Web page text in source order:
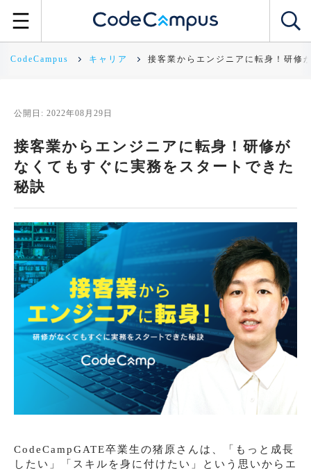
CodeCampus キャリア 接客業からエンジニアに転身！研修
公開日: 2022年08月29日
接客業からエンジニアに転身！研修が
なくてもすぐに実務をスタートできた
秘訣
CodeCampGATE卒業生の猪原さんは、「もっと成長
したい」「スキルを身に付けたい」という思いからエ